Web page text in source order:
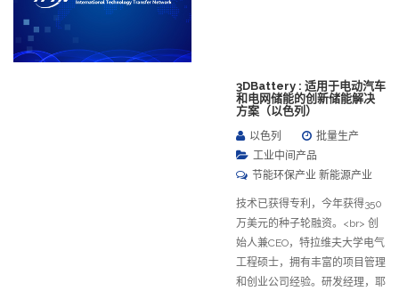
3DBattery : 适用于电动汽车
和电网储能的创新储能解决
方案（以色列）
以色列
批量生产
工业中间产品
节能环保产业 新能源产业
技术已获得专利，今年获得350
万美元的种子轮融资。<br> 创
始人兼CEO，特拉维夫大学电气
工程硕士，拥有丰富的项目管理
和创业公司经验。研发经理，耶